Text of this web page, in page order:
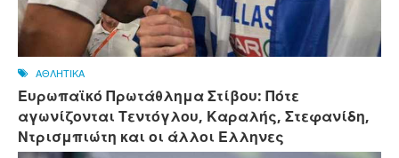
ΑΘΛΗΤΙΚΑ
Ευρωπαϊκό Πρωτάθλημα Στίβου: Πότε
αγωνίζονται Τεντόγλου, Καραλής, Στεφανίδη,
Ντρισμπιώτη και οι άλλοι Ελληνες